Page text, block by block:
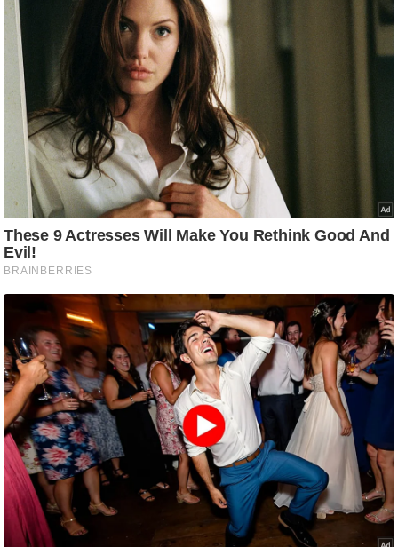
ट
ने
स
मं
त्रा
रि
ले
श
न
शि
प
रा
ज
ति
वि
श्ले
ष
ण
स
म
सा
म